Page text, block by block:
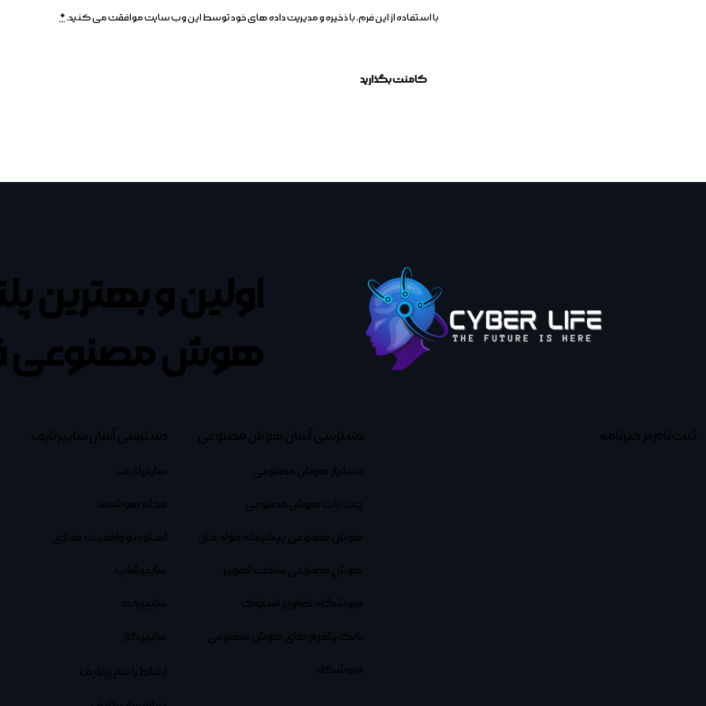
با استفاده از این فرم، با ذخیره و مدیریت داده های خود توسط این وب سایت موافقت می کنید.*
اولین و بهترین
هوش مصنوعی
ثبت نام در خبرنامه دسترسی آسان هوش مصنوعی
دستیار هوش مصنوعی
چت بات هوش مصنوعی
هوش مصنوعی پیشرفته مولد متن
هوش مصنوعی ساخت تصویر
فروشگاه تصاویر استوک
بانک پتفرم های هوش مصنوعی
فروشگاه
دسترسی آسان سایبرلایف
سایبرلایف
مجله هوشمند
استودیو واقعیت مجازی
سایبرشاپ
سایبربات
سایبرکار
ارتباط با سایبرلایف